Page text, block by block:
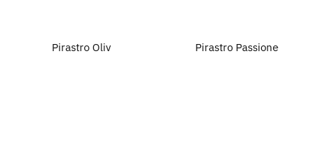
Pirastro Oliv Pirastro Passione